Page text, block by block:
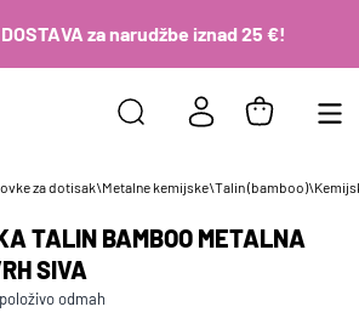
za narudžbe iznad 25 €!
za dotisak\Metalne kemijske\Talin (bamboo)\
TALIN BAMBOO METALNA
SIVA
odmah